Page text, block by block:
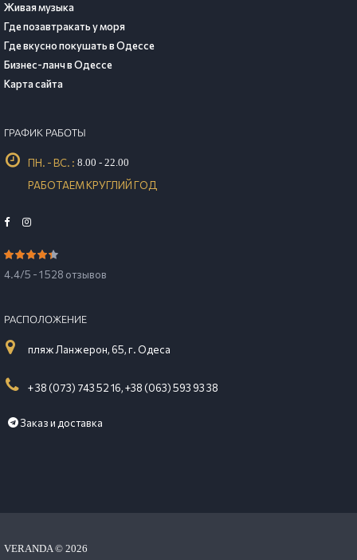
Живая музыка
Где позавтракать у моря
Где вкусно покушать в Одессе
Бизнес-ланч в Одессе
Карта сайта
ГРАФИК РАБОТЫ
ПН. - ВС. : 8.00 - 22.00
РАБОТАЕМ КРУГЛИЙ ГОД
4.4/5 - 1 528 отзывов
РАСПОЛОЖЕНИЕ
пляж Ланжерон, 65, г. Одеса
+ 38 (073) 743 52 16,+38 (063) 593 93 38
Заказ и доставка
VERANDA © 2026